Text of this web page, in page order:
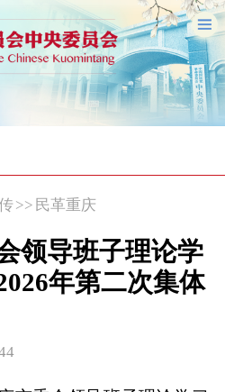
>> 民革重庆
领导班子理论学
年第二次集体